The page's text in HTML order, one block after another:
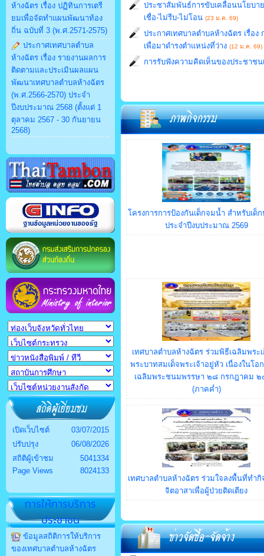
ห้างฉัตร เรื่อง ปฏิทินการเตรี
ยมเพื่อจัดทำแผนพัฒนาท้อง
ถิ่น ฉบับที่ 3 (พ.ศ.2571-2575)
ประกาศเทศบาลตำบล
ห้างฉัตร เรื่อง รายงานผลการ
ติดตามและประเมินผลแผน
พัฒนาเทศบาลตำบลห้างฉัตร
(พ.ศ.2566-2570) ประจำ
ปีงบประมาณ 2568 (ตั้งแต่ 1
ตุลาคม 2567 - 30 กันยายน
2568)
เปิดเว็บไซต์
03/07/2015
ปรับปรุง
06/08/2026
สถิติผู้เข้าชม
5041334
Page Views
8024133
การให้การบริการ
ประชาชน
ข้อมูลสถิติการให้บริการ
ของเทศบาลตำบลห้างฉัตร
ประชาสัมพันธ์การขับเคลื่อนนโยบา
เชื่อ-ไม่รีบ-ไม่โอน (23 ม.ค. 69)
ประกาศเทศบาลตำบลห้างฉัตร เรื่อ
เพื่อมาดำรงตำแหน่งที่ว่าง (12 ม.ค. 69)
การรับฟังความคิดเห็นของประชาช
โครงการการป้องกันเด็กจมน้ำ สำหรับเด็
ประจำปีงบประมาณ 2569
เทศบาลตำบลห้างฉัตร ร่วมพิธีเฉลิมพระ
พระบาทสมเด็จพระเจ้าอยู่หัว เนื่องในโอ
เฉลิมพระชนมพรรษา ๒๘ กรกฎาคม
(ภาคค่ำ)
เทศบาลตำบลห้างฉัตร ร่วมใจลงพื้นที่ทำกิ
จิตอาสาเพื่อผู้ป่วยติดเตียง